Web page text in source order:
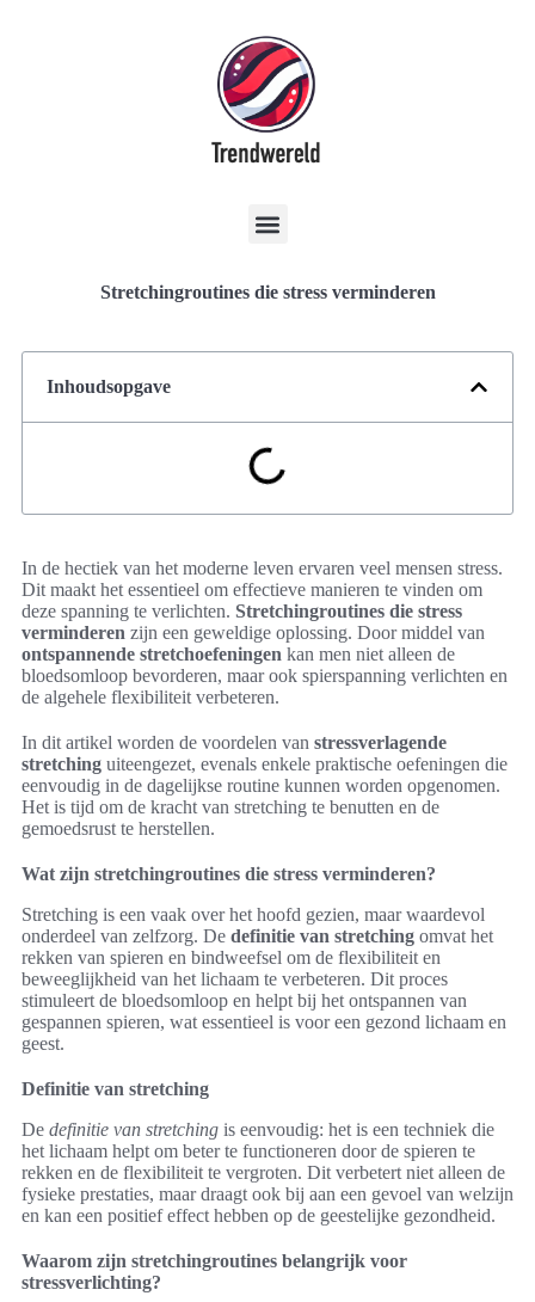
Stretchingroutines die stress verminderen
Inhoudsopgave
In de hectiek van het moderne leven ervaren veel mensen stress.
Dit maakt het essentieel om effectieve manieren te vinden om
deze spanning te verlichten. Stretchingroutines die stress
verminderen zijn een geweldige oplossing. Door middel van
ontspannende stretchoefeningen kan men niet alleen de
bloedsomloop bevorderen, maar ook spierspanning verlichten en
de algehele flexibiliteit verbeteren.
In dit artikel worden de voordelen van stressverlagende
stretching uiteengezet, evenals enkele praktische oefeningen die
eenvoudig in de dagelijkse routine kunnen worden opgenomen.
Het is tijd om de kracht van stretching te benutten en de
gemoedsrust te herstellen.
Wat zijn stretchingroutines die stress verminderen?
Stretching is een vaak over het hoofd gezien, maar waardevol
onderdeel van zelfzorg. De definitie van stretching omvat het
rekken van spieren en bindweefsel om de flexibiliteit en
beweeglijkheid van het lichaam te verbeteren. Dit proces
stimuleert de bloedsomloop en helpt bij het ontspannen van
gespannen spieren, wat essentieel is voor een gezond lichaam en
geest.
Definitie van stretching
De definitie van stretching is eenvoudig: het is een techniek die
het lichaam helpt om beter te functioneren door de spieren te
rekken en de flexibiliteit te vergroten. Dit verbetert niet alleen de
fysieke prestaties, maar draagt ook bij aan een gevoel van welzijn
en kan een positief effect hebben op de geestelijke gezondheid.
Waarom zijn stretchingroutines belangrijk voor
stressverlichting?